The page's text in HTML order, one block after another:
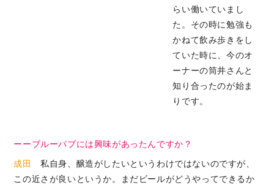
らい働いていまし
た。その時に勉強も
かねて飲み歩きをし
ていた時に、今のオ
ーナーの筒井さんと
知り合ったのが始ま
りです。
ーーブルーパブには興味があったんですか？
成田
私自身、醸造がしたいというわけではないのですが、
この近さが良いというか。まだビールがどうやってできるか